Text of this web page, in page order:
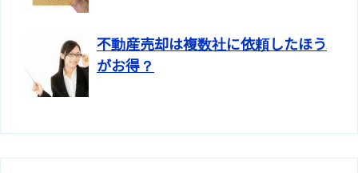
不動産売却は複数社に依頼したほう
がお得？